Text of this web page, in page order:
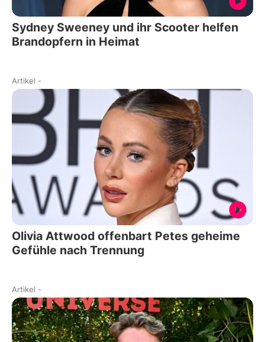
Sydney Sweeney und ihr Scooter helfen
Brandopfern in Heimat
Artikel -
Olivia Attwood offenbart Petes geheime
Gefühle nach Trennung
Artikel -